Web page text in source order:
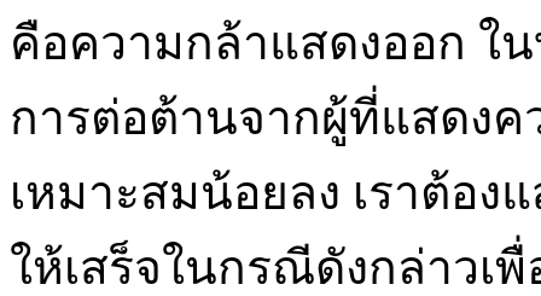
คือความกล้าแสดงออก ใ
การต่อต้านจากผู้ที่แสดง
เหมาะสมน้อยลง เราต้อ
ให้เสร็จในกรณีดังกล่าวเ